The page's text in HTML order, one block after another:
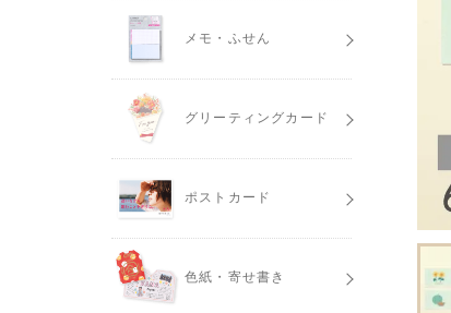
メモ・ふせん
グリーティングカード
ポストカード
色紙・寄せ書き